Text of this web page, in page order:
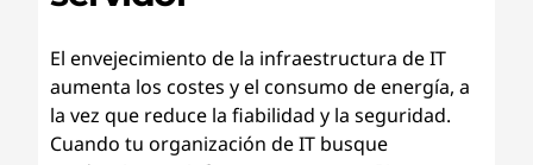
El envejecimiento de la infraestructura de IT
aumenta los costes y el consumo de energía, a
la vez que reduce la fiabilidad y la seguridad.
Cuando tu organización de IT busque